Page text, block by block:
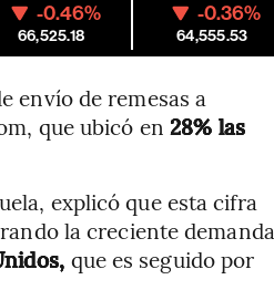
-0.46%
66,525.18
-0.36%
64,555.53
envío de remesas a
que ubicó en 28% las
explicó que esta cifra
la creciente demanda
que es seguido por